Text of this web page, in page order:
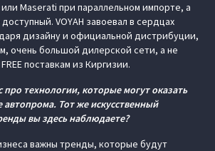
Maserati при параллельном импорте, а
VOYAH завоевал в сердцах
дизайну и официальной дистрибуции,
очень большой дилерской сети, а не
поставкам из Киргизии.
про технологии, которые могут оказать
Тот же искусственный
вы здесь наблюдаете?
важны тренды, которые будут